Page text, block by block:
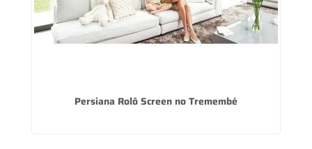
Persiana Rolô Screen no Tremembé